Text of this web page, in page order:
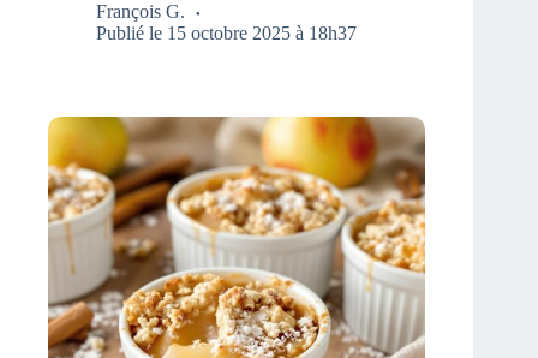
François G.
Publié le 15 octobre 2025 à 18h37